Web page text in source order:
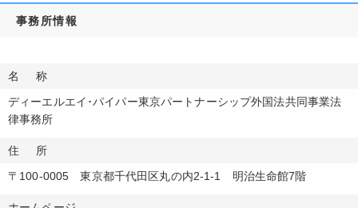
事務所情報
名称
ディーエルエイ･パイパー東京パートナーシップ外国法共同事業法
律事務所
住所
〒100-0005 東京都千代田区丸の内2-1-1 明治生命館7階